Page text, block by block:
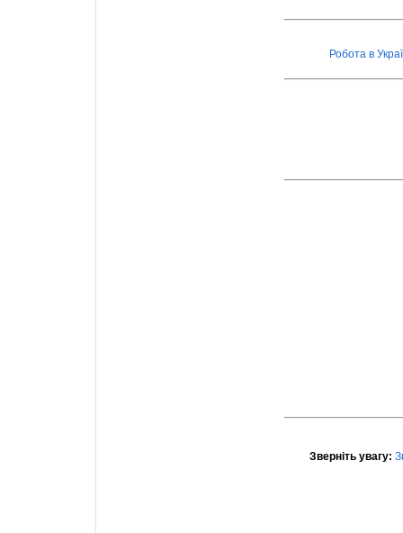
Робота в
Зверніть увагу: